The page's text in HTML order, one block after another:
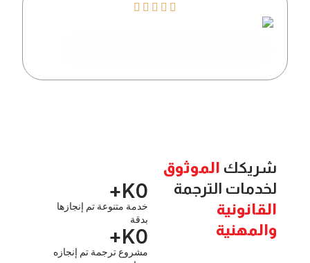
الموثوق
الترجمة
خدمة متنوعة تم إنجازها
0
K+
مشروع ترجمة تم إنجازه